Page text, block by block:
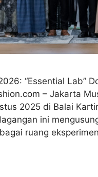
“Essential Lab”
– Jakarta
2025 di Balai
ini
ruang